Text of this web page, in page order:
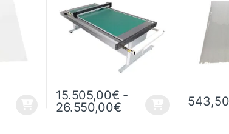
15.505,00€ -
26.550,00€Rango de precios:
Este producto tiene múltiples variantes.
543,50